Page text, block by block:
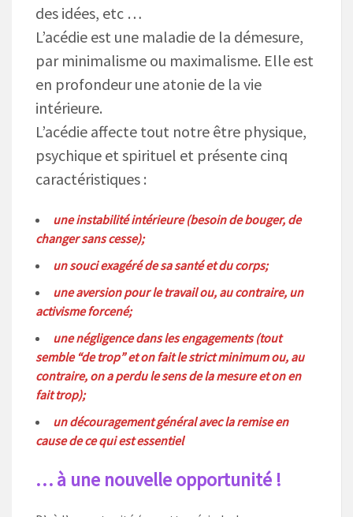
des idées, etc …
L’acédie est une maladie de la démesure,
par minimalisme ou maximalisme. Elle est
en profondeur une atonie de la vie
intérieure.
L’acédie affecte tout notre être physique,
psychique et spirituel et présente cinq
caractéristiques :
une instabilité intérieure (besoin de bouger, de
changer sans cesse);
un souci exagéré de sa santé et du corps;
une aversion pour le travail ou, au contraire, un
activisme forcené;
une négligence dans les engagements (tout
semble “de trop” et on fait le strict minimum ou, au
contraire, on a perdu le sens de la mesure et on en
fait trop);
un découragement général avec la remise en
cause de ce qui est essentiel
… à une nouvelle opportunité !